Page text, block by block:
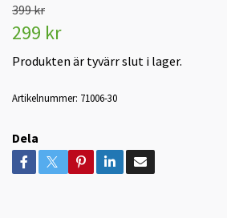
399 kr
299 kr
Produkten är tyvärr slut i lager.
Artikelnummer: 71006-30
Dela